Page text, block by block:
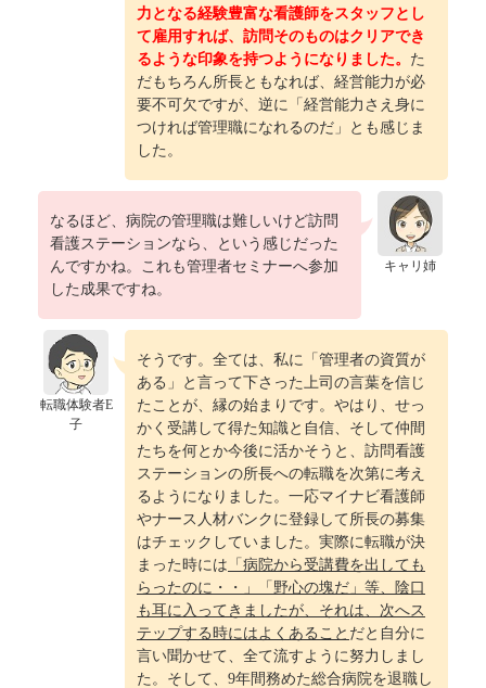
力となる経験豊富な看護師をスタッフとし
て雇用すれば、訪問そのものはクリアでき
るような印象を持つようになりました。 た
だもちろん所長ともなれば、経営能力が必
要不可欠ですが、逆に「経営能力さえ身に
つければ管理職になれるのだ」とも感じま
した。
キャリ姉
なるほど、病院の管理職は難しいけど訪問
看護ステーションなら、という感じだった
んですかね。これも管理者セミナーへ参加
した成果ですね。
転職体験者E
子
そうです。全ては、私に「管理者の資質が
ある」と言って下さった上司の言葉を信じ
たことが、縁の始まりです。やはり、せっ
かく受講して得た知識と自信、そして仲間
たちを何とか今後に活かそうと、訪問看護
ステーションの所長への転職を次第に考え
るようになりました。一応マイナビ看護師
やナース人材バンクに登録して所長の募集
はチェックしていました。実際に転職が決
まった時には 「病院から受講費を出しても
らったのに・・」「野心の塊だ」等、陰口
も耳に入ってきましたが、それは、次へス
テップする時にはよくあること だと自分に
言い聞かせて、全て流すように努力しまし
た。そして、9年間務めた総合病院を退職し